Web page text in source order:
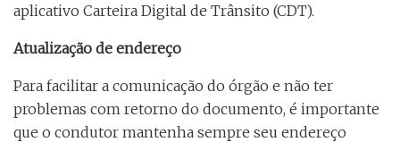
aplicativo Carteira Digital de Trânsito (CDT).
Atualização de endereço
Para facilitar a comunicação do órgão e não ter
problemas com retorno do documento, é importante
que o condutor mantenha sempre seu endereço